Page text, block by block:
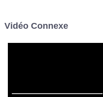
trous de suspension, de formes
glissière et...
Vidéo Connexe